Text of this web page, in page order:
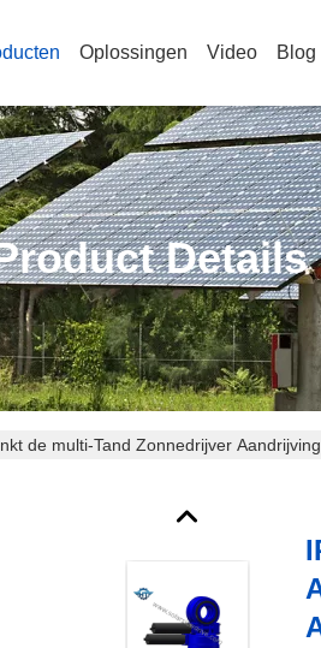
Oplossingen Video Blog
Details
de multi-Tand Zonnedrijver